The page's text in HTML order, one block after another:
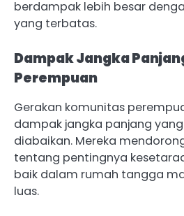
berdampak lebih besar
yang terbatas.
Dampak Jangka
Perempuan
Gerakan komunitas
dampak jangka panjang
diabaikan. Mereka
tentang pentingnya
baik dalam rumah tangga
luas.